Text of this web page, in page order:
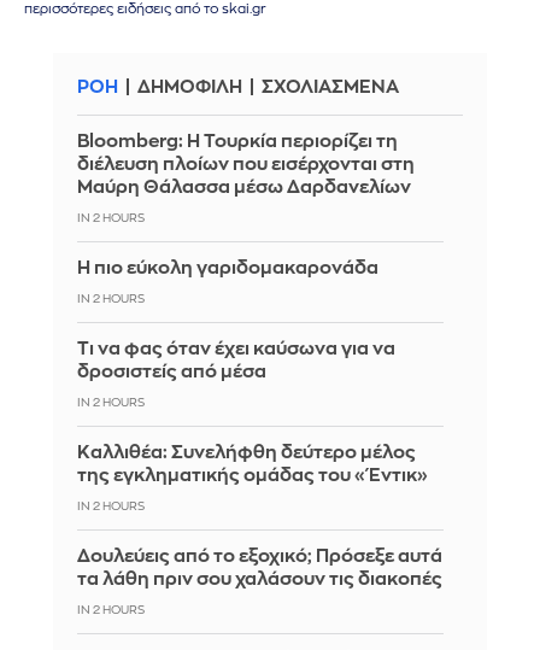
περισσότερες ειδήσεις από το skai.gr
ΡΟΗ ΔΗΜΟΦΙΛΗ ΣΧΟΛΙΑΣΜΕΝΑ
Bloomberg: Η Τουρκία περιορίζει τη
διέλευση πλοίων που εισέρχονται στη
Μαύρη Θάλασσα μέσω Δαρδανελίων
IN 2 HOURS
Η πιο εύκολη γαριδομακαρονάδα
IN 2 HOURS
Τι να φας όταν έχει καύσωνα για να
δροσιστείς από μέσα
IN 2 HOURS
Καλλιθέα: Συνελήφθη δεύτερο μέλος
της εγκληματικής ομάδας του «Έντικ»
IN 2 HOURS
Δουλεύεις από το εξοχικό; Πρόσεξε αυτά
τα λάθη πριν σου χαλάσουν τις διακοπές
IN 2 HOURS